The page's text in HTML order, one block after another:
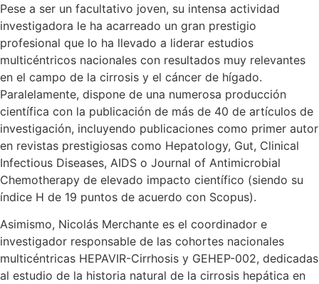
Pese a ser un facultativo joven, su intensa actividad
investigadora le ha acarreado un gran prestigio
profesional que lo ha llevado a liderar estudios
multicéntricos nacionales con resultados muy relevantes
en el campo de la cirrosis y el cáncer de hígado.
Paralelamente, dispone de una numerosa producción
científica con la publicación de más de 40 de artículos de
investigación, incluyendo publicaciones como primer autor
en revistas prestigiosas como Hepatology, Gut, Clinical
Infectious Diseases, AIDS o Journal of Antimicrobial
Chemotherapy de elevado impacto científico (siendo su
índice H de 19 puntos de acuerdo con Scopus).
Asimismo, Nicolás Merchante es el coordinador e
investigador responsable de las cohortes nacionales
multicéntricas HEPAVIR-Cirrhosis y GEHEP-002, dedicadas
al estudio de la historia natural de la cirrosis hepática en